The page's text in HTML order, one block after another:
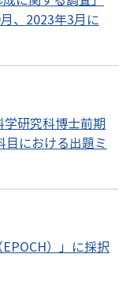
、2023年3月に
研究科博士前期
目における出題ミ
）」に採択